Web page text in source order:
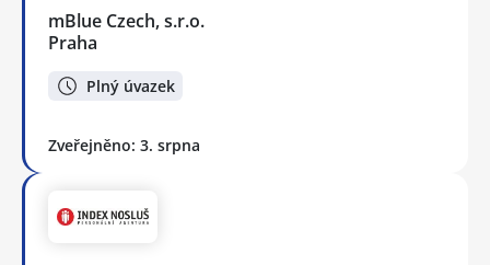
mBlue Czech, s.r.o.
Praha
Plný úvazek
Zveřejněno: 3. srpna